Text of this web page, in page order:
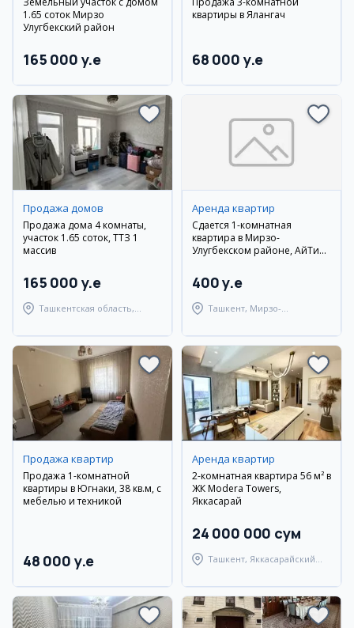
1.65 соток Мирзо
Улугбекский район
165 000 y.e
квартиры в Ялангач
68 000 y.e
Продажа домов
Продажа дома 4 комнаты,
участок 1.65 соток, ТТЗ 1
массив
165 000 y.e
Ташкентская область,
Аренда квартир
Сдается 1-комнатная
квартира в Мирзо-
Улугбекском районе, АйТи
400 y.e
Ташкент, Мирзо-
Продажа квартир
Продажа 1-комнатной
квартиры в Югнаки, 38 кв.м, с
мебелью и техникой
48 000 y.e
Аренда квартир
2-комнатная квартира 56 м² в
ЖК Modera Towers,
Яккасарай
24 000 000 сум
Ташкент, Яккасарайский